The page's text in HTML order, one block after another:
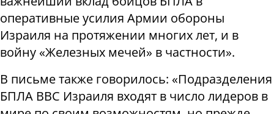
оперативные усилия Армии обороны
Израиля на протяжении многих лет, и в
войну «Железных мечей» в частности».
В письме также говорилось: «Подразделения
БПЛА ВВС Израиля входят в число лидеров в